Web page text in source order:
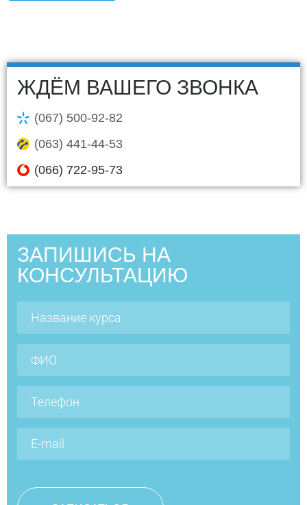
ЖДЁМ ВАШЕГО ЗВОНКА
(067) 500-92-82
(063) 441-44-53
(066) 722-95-73
ЗАПИШИСЬ НА
КОНСУЛЬТАЦИЮ